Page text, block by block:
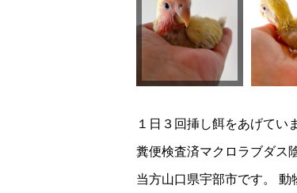
１日３回挿し餌をあげてい
糞便検査済マクロラブダ
当方山口県宇部市です。